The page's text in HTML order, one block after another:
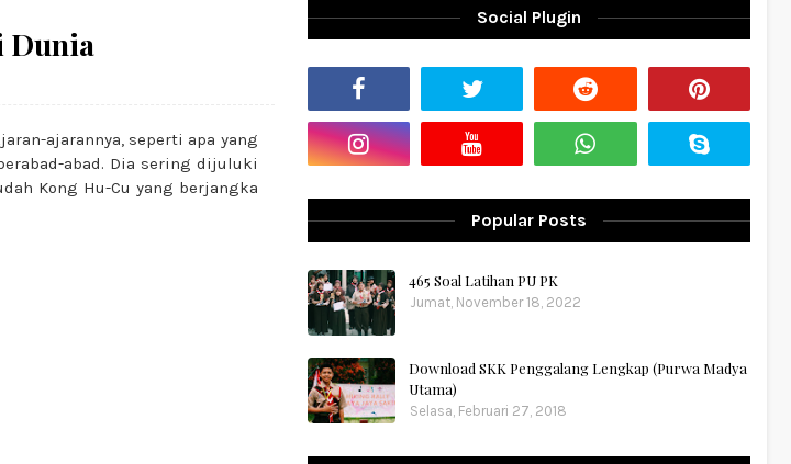
Dunia
ajarannya, seperti apa yang
abad. Dia sering dijuluki
Kong Hu-Cu yang berjangka
Social Plugin
Popular Posts
465 Soal Latihan PU PK
Jumat, November 18, 2022
Download SKK Penggalang Lengkap (Purwa Madya
Utama)
Selasa, Februari 27, 2018